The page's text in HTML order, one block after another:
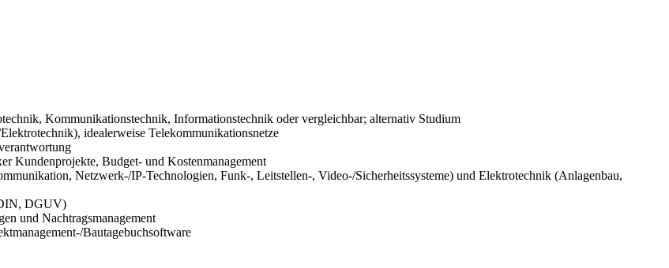
Kommunikationstechnik, Informationstechnik oder vergleichbar; alternativ Studium
idealerweise Telekommunikationsnetze
Kundenprojekte, Budget- und Kostenmanagement
Netzwerk-/IP-Technologien, Funk-, Leitstellen-, Video-/Sicherheitssysteme) und Elektrotechnik (Anlagenbau,
DGUV)
und Nachtragsmanagement
Bautagebuchsoftware